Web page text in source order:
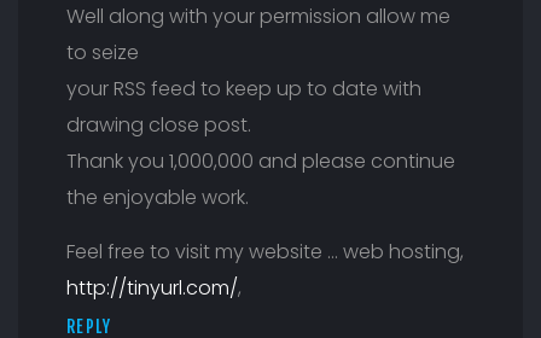
Well along with your permission allow me
to seize
your RSS feed to keep up to date with
drawing close post.
Thank you 1,000,000 and please continue
the enjoyable work.
Feel free to visit my website … web hosting,
http://tinyurl.com/,
REPLY